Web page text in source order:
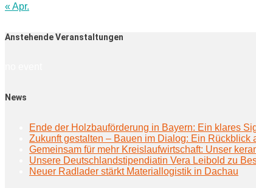
« Apr.
Anstehende Veranstaltungen
News
Ende der Holzbauförderung in Bayern: Ein klares
Zukunft gestalten – Bauen im Dialog: Ein Rückblick
Gemeinsam für mehr Kreislaufwirtschaft: Unser
Unsere Deutschlandstipendiatin Vera Leibold zu
Neuer Radlader stärkt Materiallogistik in Dachau